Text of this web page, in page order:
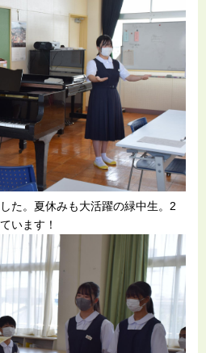
た。夏休みも大活躍の緑中生。2
います！